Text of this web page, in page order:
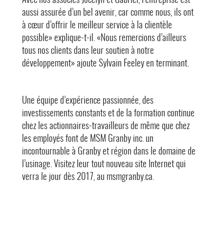
aussi assurée d’un bel avenir, car comme nous, ils ont
à cœur d’offrir le meilleur service à la clientèle
possible» explique-t-il. «Nous remercions d’ailleurs
tous nos clients dans leur soutien à notre
développement» ajoute Sylvain Feeley en terminant.
Une équipe d’expérience passionnée, des
investissements constants et de la formation continue
chez les actionnaires-travailleurs de même que chez
les employés font de MSM Granby inc. un
incontournable à Granby et région dans le domaine de
l’usinage. Visitez leur tout nouveau site Internet qui
verra le jour dès 2017, au msmgranby.ca.